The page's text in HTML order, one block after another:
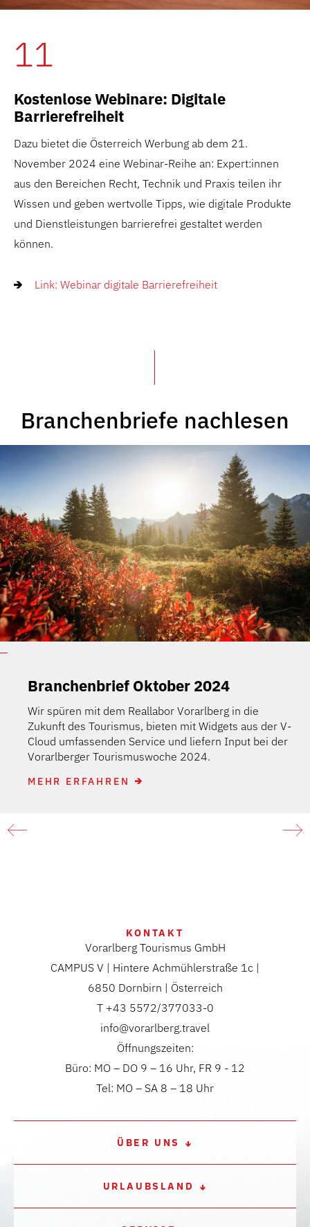
11
Kostenlose Webinare: Digitale
Barrierefreiheit
Dazu bietet die Österreich Werbung ab dem 21.
November 2024 eine Webinar-Reihe an: Expert:innen
aus den Bereichen Recht, Technik und Praxis teilen ihr
Wissen und geben wertvolle Tipps, wie digitale Produkte
und Dienstleistungen barrierefrei gestaltet werden
können.
Link: Webinar digitale Barrierefreiheit
Branchenbriefe nachlesen
Branchenbrief Oktober 2024
Wir spüren mit dem Reallabor Vorarlberg in die
Zukunft des Tourismus, bieten mit Widgets aus der V-
Cloud umfassenden Service und liefern Input bei der
Vorarlberger Tourismuswoche 2024.
MEHR ERFAHREN
KONTAKT
Vorarlberg Tourismus GmbH
CAMPUS V | Hintere Achmühlerstraße 1c |
6850 Dornbirn | Österreich
T +43 5572/377033-0
info@vorarlberg.travel
Öffnungszeiten:
Büro: MO – DO 9 – 16 Uhr, FR 9 - 12
Tel: MO – SA 8 – 18 Uhr
ÜBER UNS
URLAUBSLAND